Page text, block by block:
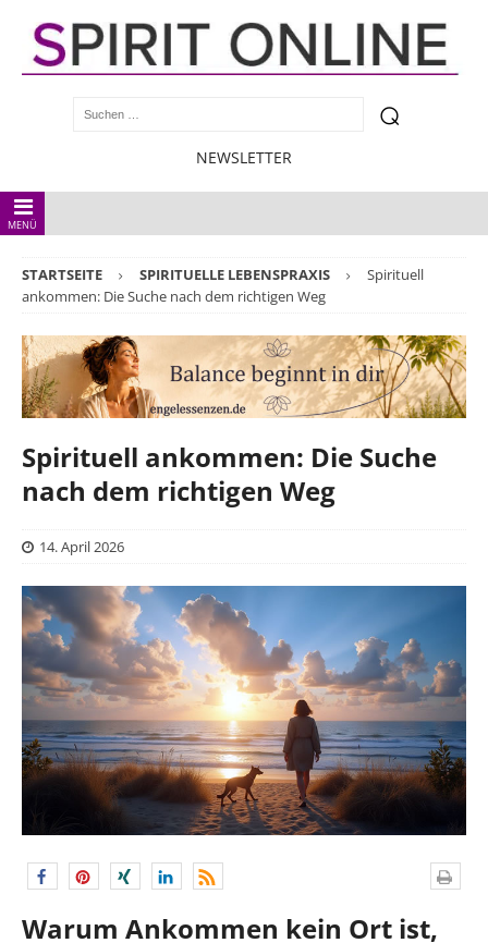
NEWSLETTER
MENÜ
STARTSEITE SPIRITUELLE LEBENSPRAXIS
Spirituell
ankommen: Die Suche nach dem richtigen Weg
Spirituell ankommen: Die Suche
nach dem richtigen Weg
14. April 2026
Warum Ankommen kein Ort ist,